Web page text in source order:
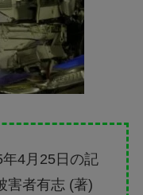
4月25日の記
者有志 (著)